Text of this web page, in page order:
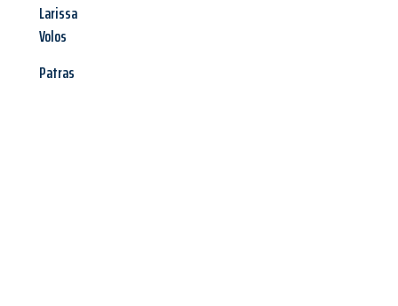
Larissa
Volos
Patras